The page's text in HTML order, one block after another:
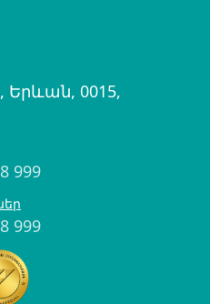
Երևան, 0015,
8 999
8 999